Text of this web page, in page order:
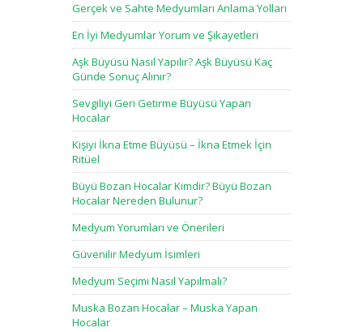
Gerçek ve Sahte Medyumları Anlama Yolları
En İyi Medyumlar Yorum ve Şikayetleri
Aşk Büyüsü Nasıl Yapılır? Aşk Büyüsü Kaç
Günde Sonuç Alınır?
Sevgiliyi Geri Getirme Büyüsü Yapan
Hocalar
Kişiyi İkna Etme Büyüsü – İkna Etmek İçin
Ritüel
Büyü Bozan Hocalar Kimdir? Büyü Bozan
Hocalar Nereden Bulunur?
Medyum Yorumları ve Önerileri
Güvenilir Medyum İsimleri
Medyum Seçimi Nasıl Yapılmalı?
Muska Bozan Hocalar – Muska Yapan
Hocalar